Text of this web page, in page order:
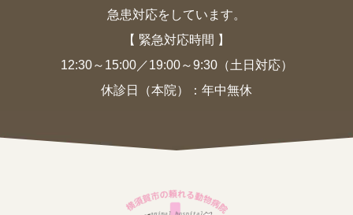
急患対応をしています。
【 緊急対応時間 】
12:30～15:00／19:00～9:30（土日対応）
休診日（本院）：年中無休